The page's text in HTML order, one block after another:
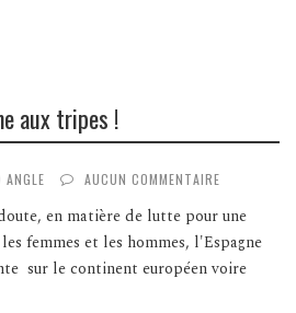
aux tripes !
ANGLE AUCUN COMMENTAIRE
en matière de lutte pour une
femmes et les hommes, l'Espagne
sur le continent européen voire